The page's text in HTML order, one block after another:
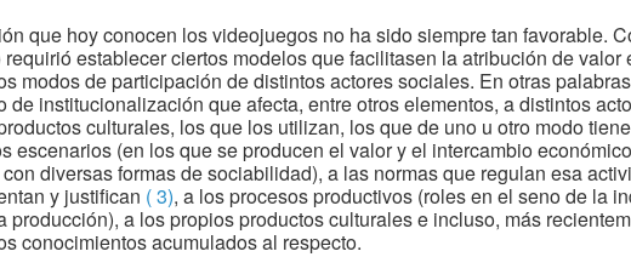
que hoy conocen los videojuegos no ha sido siempre tan favorable.
establecer ciertos modelos que facilitasen la atribución de valor
modos de participación de distintos actores sociales. En otras
institucionalización que afecta, entre otros elementos, a distintos
culturales, los que los utilizan, los que de uno u otro modo
escenarios (en los que se producen el valor y el intercambio
diversas formas de sociabilidad), a las normas que regulan esa
y justifican ( 3), a los procesos productivos (roles en el seno de la
a los propios productos culturales e incluso, más
conocimientos acumulados al respecto.